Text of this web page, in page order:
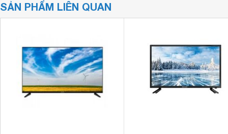
USB
Kết nối không dây với điện thoại, máy
tính bảng
Screen
Công nghệ hình ảnh HDR10
SẢN PHẨM LIÊN QUAN